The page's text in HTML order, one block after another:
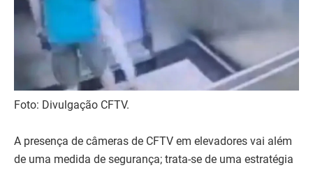
Foto: Divulgação CFTV.
A presença de câmeras de CFTV em elevadores vai além
de uma medida de segurança; trata-se de uma estratégia